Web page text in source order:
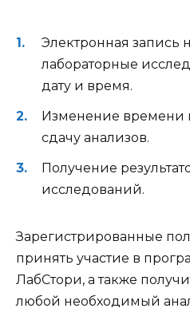
Электронная запись
лабораторные
дату и время.
Изменение времени
сдачу анализов.
Получение
исследований.
Зарегистрированные
принять участие в
ЛабСтори, а также
любой необходимый